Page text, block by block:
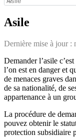
Asile
Dernière mise à jour :
Demander l’asile
l’on est en danger et
de menaces graves
de sa nationalité, de
appartenance à un
La procédure de
pouvez obtenir le
protection subsidiaire